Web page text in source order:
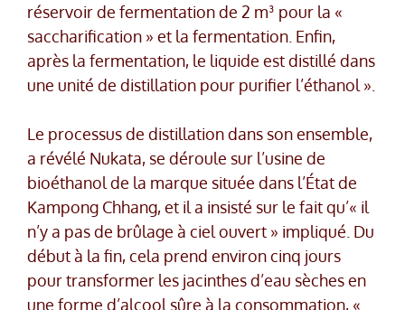
réservoir de fermentation de 2 m³ pour la «
saccharification » et la fermentation. Enfin,
après la fermentation, le liquide est distillé dans
une unité de distillation pour purifier l’éthanol ».
Le processus de distillation dans son ensemble,
a révélé Nukata, se déroule sur l’usine de
bioéthanol de la marque située dans l’État de
Kampong Chhang, et il a insisté sur le fait qu’« il
n’y a pas de brûlage à ciel ouvert » impliqué. Du
début à la fin, cela prend environ cinq jours
pour transformer les jacinthes d’eau sèches en
une forme d’alcool sûre à la consommation, «